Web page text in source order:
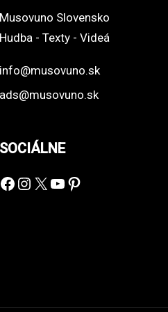
Musovuno Slovensko
Hudba - Texty - Videá
info@musovuno.sk
ads@musovuno.sk
SOCIÁLNE
Facebook
Instagram
X YouTube
Pinterest